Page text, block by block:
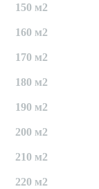
150 м2
160 м2
170 м2
180 м2
190 м2
200 м2
210 м2
220 м2